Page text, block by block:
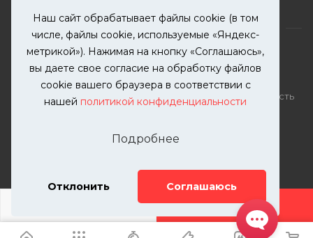
Наш сайт обрабатывает файлы cookie (в том
числе, файлы cookie, используемые «Яндекс-
метрикой»). Нажимая на кнопку «Соглашаюсь»,
вы даете свое согласие на обработку файлов
cookie вашего браузера в соответствии с
нашей политикой конфиденциальности
Подробнее
Отклонить Соглашаюсь
ДОБАВИТЬ УСЛУГУ
2026 © KUTUZOVV | Кузовной ремонт и покраска
автомобилей. Вся информация на сайте – собственность
разрешения запрещена. Все права защищены.
Телефон: 8(499)-302-00-57